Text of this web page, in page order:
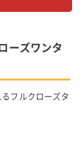
ーズワンタ
フルクローズタ